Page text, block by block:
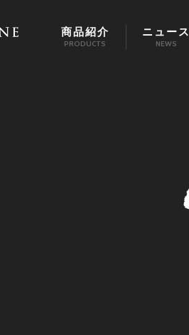
商品紹介
PRODUCTS
ニュース
NEWS